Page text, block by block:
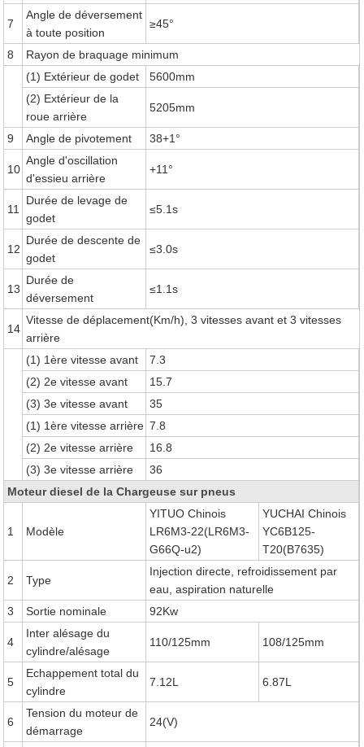
7
Angle de déversement
à toute position
≥45°
8
Rayon de braquage minimum
(1) Extérieur de godet
5600mm
(2) Extérieur de la
roue arrière
5205mm
9 Angle de pivotement 38+1°
10
Angle d'oscillation
d'essieu arrière
+11°
11
Durée de levage de
godet
≤5.1s
12
Durée de descente de
godet
≤3.0s
13
Durée de
déversement
≤1.1s
14
Vitesse de déplacement(Km/h), 3 vitesses avant et 3 vitesses
arrière
(1) 1ère vitesse avant
7.3
(2) 2e vitesse avant
15.7
(3) 3e vitesse avant
35
(1) 1ère vitesse arrière 7.8
(2) 2e vitesse arrière
16.8
(3) 3e vitesse arrière
36
Moteur diesel de la Chargeuse sur pneus
1 Modèle
YITUO Chinois
LR6M3-22(LR6M3-
G66Q-u2)
YUCHAI Chinois
YC6B125-
T20(B7635)
2 Type
Injection directe, refroidissement par
eau, aspiration naturelle
3
Sortie nominale 92Kw
4
Inter alésage du
cylindre/alésage
110/125mm 108/125mm
5
Echappement total du
cylindre
7.12L 6.87L
6
Tension du moteur de
démarrage
24(V)